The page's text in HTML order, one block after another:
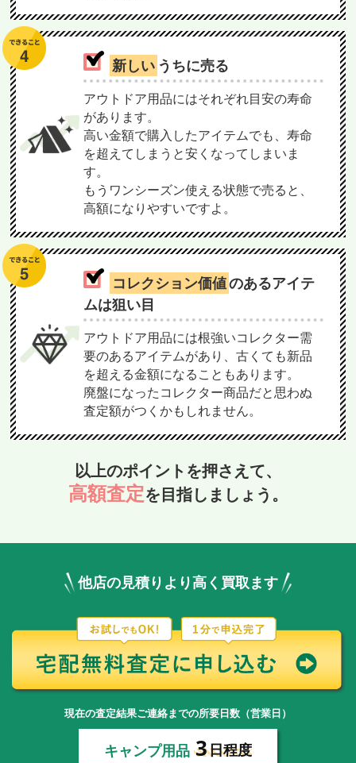
新しい うちに売る
アウトドア用品にはそれぞれ目安の寿命
があります。
高い金額で購入したアイテムでも、寿命
を超えてしまうと安くなってしまいま
す。
もうワンシーズン使える状態で売ると、
高額になりやすいですよ。
コレクション価値のあるアイテ
ムは狙い目
アウトドア用品には根強いコレクター需
要のあるアイテムがあり、古くても新品
を超える金額になることもあります。
廃盤になったコレクター商品だと思わぬ
査定額がつくかもしれません。
以上のポイントを押さえて、
高額査定を目指しましょう。
他店の見積りより高く買取ます
現在の査定結果ご連絡までの所要日数（営業日）
キャンプ用品 3日程度